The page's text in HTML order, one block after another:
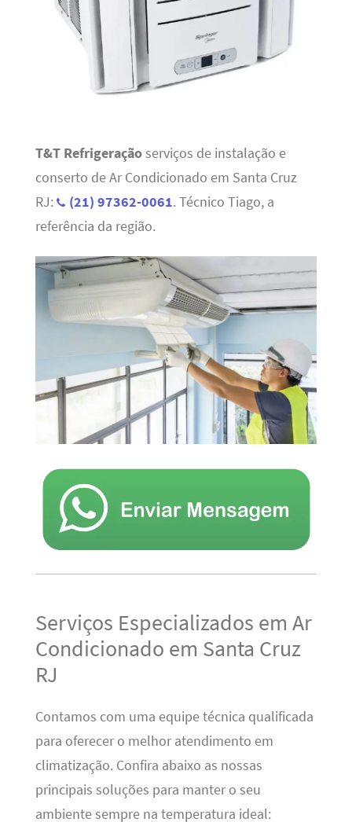
T&T Refrigeraçãoserviços de instalação e
conserto de Ar Condicionado em Santa Cruz
RJ:
(21) 97362-0061. Técnico Tiago, a
referência da região.
Serviços Especializados em Ar
Condicionado em Santa Cruz
RJ
Contamos com uma equipe técnica qualificada
para oferecer o melhor atendimento em
climatização. Confira abaixo as nossas
principais soluções para manter o seu
ambiente sempre na temperatura ideal: